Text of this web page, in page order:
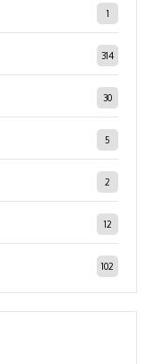
1
314
30
5
2
12
102